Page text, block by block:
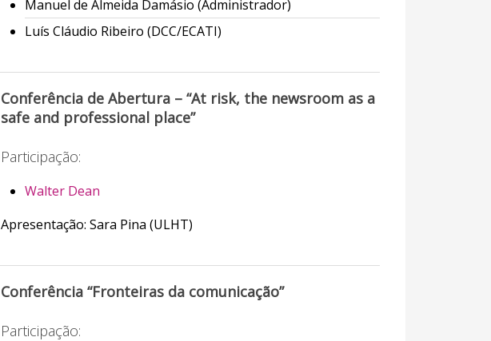
Manuel de Almeida Damásio (Administrador)
Luís Cláudio Ribeiro (DCC/ECATI)
Conferência de Abertura – “At risk, the newsroom as a
safe and professional place”
Participação:
Walter Dean
Apresentação: Sara Pina (ULHT)
Conferência “Fronteiras da comunicação”
Participação: